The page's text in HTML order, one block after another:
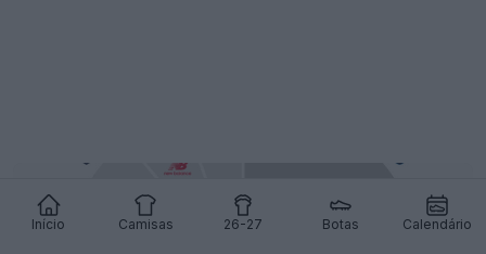
Início Camisas 26-27 Botas Calendário